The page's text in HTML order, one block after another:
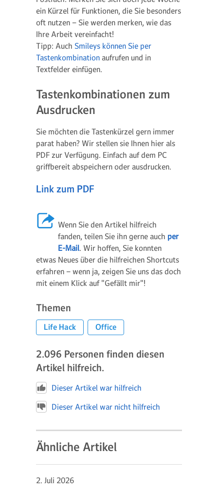
ein Kürzel für Funktionen, die Sie besonders
oft nutzen – Sie werden merken, wie das
Ihre Arbeit vereinfacht!
Tipp: Auch Smileys können Sie per
Tastenkombination aufrufen und in
Textfelder einfügen.
Tastenkombinationen zum
Ausdrucken
Sie möchten die Tastenkürzel gern immer
parat haben? Wir stellen sie Ihnen hier als
PDF zur Verfügung. Einfach auf dem PC
griffbereit abspeichern oder ausdrucken.
Link zum PDF
Wenn Sie den Artikel hilfreich
fanden, teilen Sie ihn gerne auch per
E-Mail. Wir hoffen, Sie konnten
etwas Neues über die hilfreichen Shortcuts
erfahren – wenn ja, zeigen Sie uns das doch
mit einem Klick auf "Gefällt mir"!
Themen
Life Hack Office
2.096 Personen finden diesen
Artikel hilfreich.
Dieser Artikel war hilfreich
Dieser Artikel war nicht hilfreich
Ähnliche Artikel
2. Juli 2026